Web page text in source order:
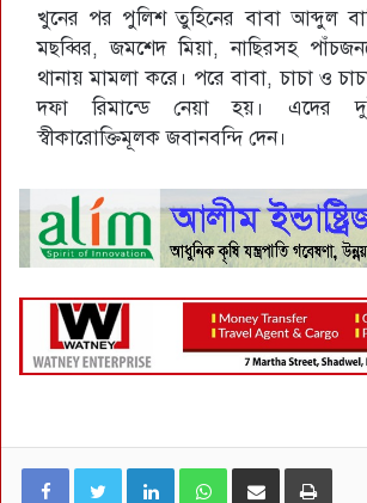
খুনের পর পুলিশ তুহিনের বাবা আব্দুল
মছব্বির, জমশেদ মিয়া, নাছিরসহ
থানায় মামলা করে। পরে বাবা, চাচা ও
দফা রিমান্ডে নেয়া হয়। এদের
স্বীকারোক্তিমূলক জবানবন্দি দেন।
LinkedIn WhatsApp ই-মেইলে শেয়ার করুন